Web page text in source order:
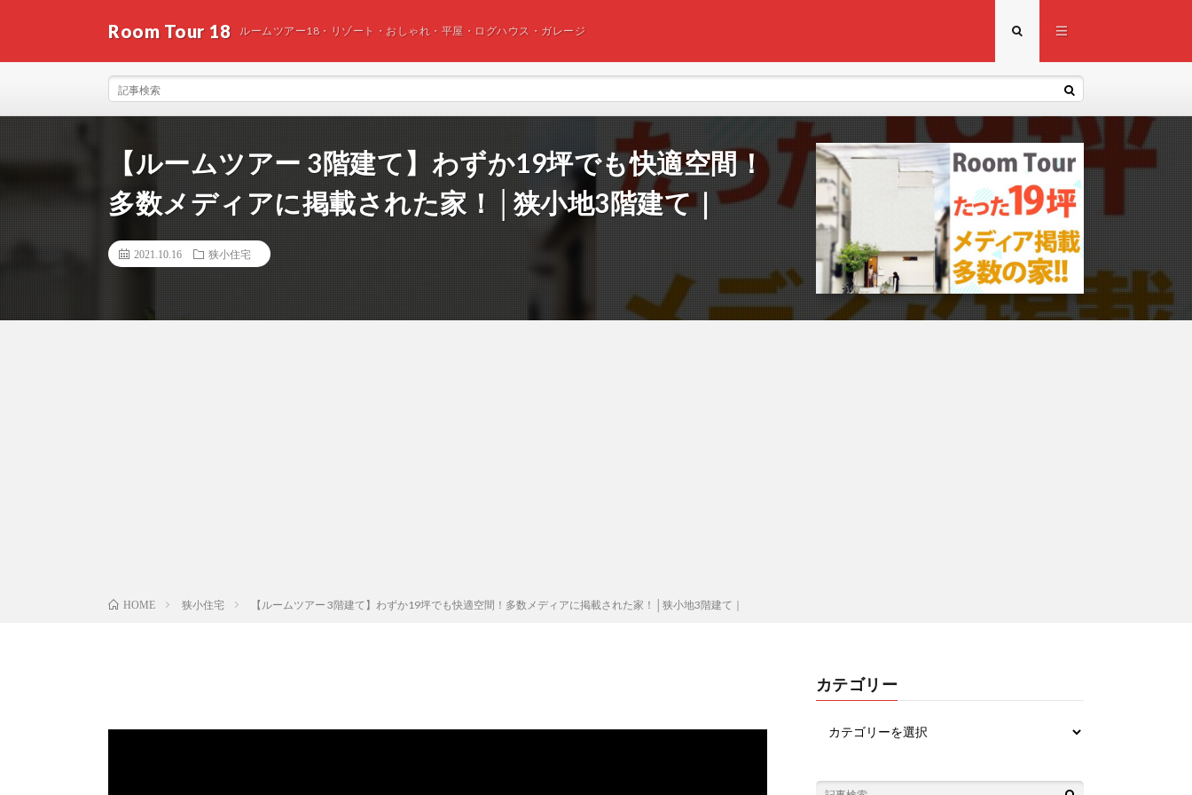
Room Tour 18 ルームツアー18・リゾート・おしゃれ・平屋・ログハウス・ガレージ
【ルームツアー 3階建て】わずか19坪でも快適空間！
多数メディアに掲載された家！│狭小地3階建て｜
2021.10.16 狭小住宅
HOME 狭小住宅 【ルームツアー 3階建て】わずか19坪でも快適空間！多数メディアに掲載された家！│狭小地3階建て｜
カテゴリー